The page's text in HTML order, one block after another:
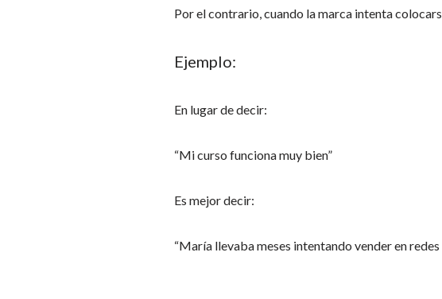
Por el contrario, cuando la marca intenta
Ejemplo:
En lugar de decir:
“Mi curso funciona muy bien”
Es mejor decir:
“María llevaba meses intentando vender en